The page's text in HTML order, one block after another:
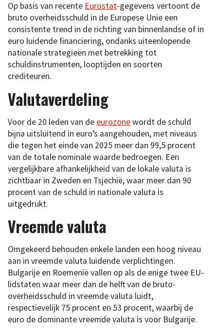
Op basis van recente Eurostat-gegevens vertoont de
bruto overheidsschuld in de Europese Unie een
consistente trend in de richting van binnenlandse of in
euro luidende financiering, ondanks uiteenlopende
nationale strategieën met betrekking tot
schuldinstrumenten, looptijden en soorten
crediteuren.
Valutaverdeling
Voor de 20 leden van de eurozonewordt de schuld
bijna uitsluitend in euro’s aangehouden, met niveaus
die tegen het einde van 2025 meer dan 99,5 procent
van de totale nominale waarde bedroegen. Een
vergelijkbare afhankelijkheid van de lokale valuta is
zichtbaar in Zweden en Tsjechië, waar meer dan 90
procent van de schuld in nationale valuta is
uitgedrukt.
Vreemde valuta
Omgekeerd behouden enkele landen een hoog niveau
aan in vreemde valuta luidende verplichtingen.
Bulgarije en Roemenië vallen op als de enige twee EU-
lidstaten waar meer dan de helft van de bruto-
overheidsschuld in vreemde valuta luidt,
respectievelijk 75 procent en 53 procent, waarbij de
euro de dominante vreemde valuta is voor Bulgarije.